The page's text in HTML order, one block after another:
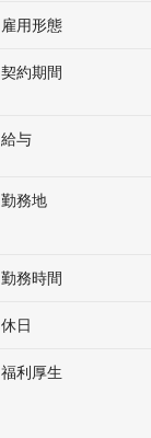
雇用形態
契約期間
給与
勤務地
勤務時間
休日
福利厚生